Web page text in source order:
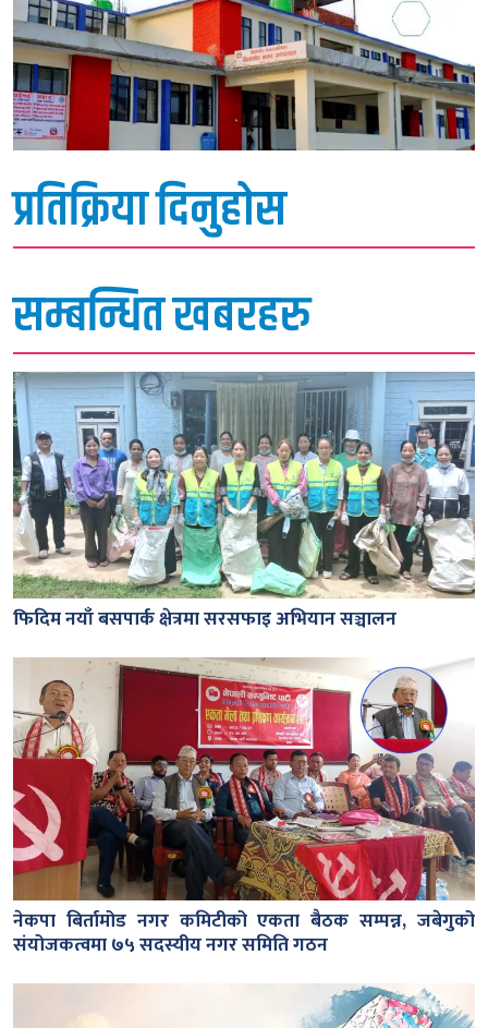
प्रतिक्रिया दिनुहोस
सम्बन्धित खबरहरु
फिदिम नयाँ बसपार्क क्षेत्रमा सरसफाइ अभियान सञ्चालन
नेकपा बिर्तामोड नगर कमिटीको एकता बैठक सम्पन्न, जबेगुको
संयोजकत्वमा ७५ सदस्यीय नगर समिति गठन